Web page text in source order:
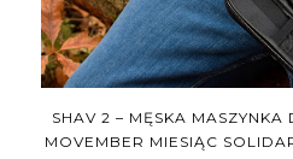
SHAV 2 – MĘSKA MASZYNKA
MOVEMBER MIESIĄC